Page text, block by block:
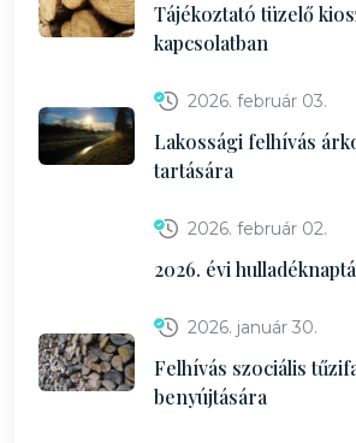
Tájékoztató tüzelő
kapcsolatban
2026. február 03.
Lakossági felhívás
tartására
2026. február 02.
2026. évi
2026. január 30.
Felhívás szociális
benyújtására